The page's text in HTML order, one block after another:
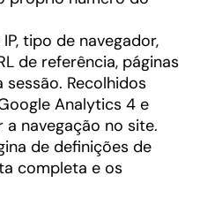
tipo de navegador,
de referência, páginas
Recolhidos
Analytics 4 e
navegação no site.
de definições de
completa e os